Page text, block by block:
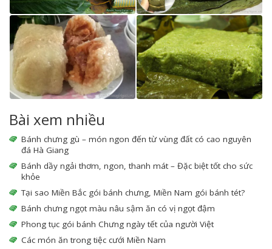
Bài xem nhiều
Bánh chưng gù – món ngon đến từ vùng đất có cao nguyên
đá Hà Giang
Bánh dầy ngải thơm, ngon, thanh mát – Đặc biệt tốt cho sức
khỏe
Tại sao Miền Bắc gói bánh chưng, Miền Nam gói bánh tét?
Bánh chưng ngọt màu nâu sậm ăn có vị ngọt đậm
Phong tục gói bánh Chưng ngày tết của người Việt
Các món ăn trong tiệc cưới Miền Nam